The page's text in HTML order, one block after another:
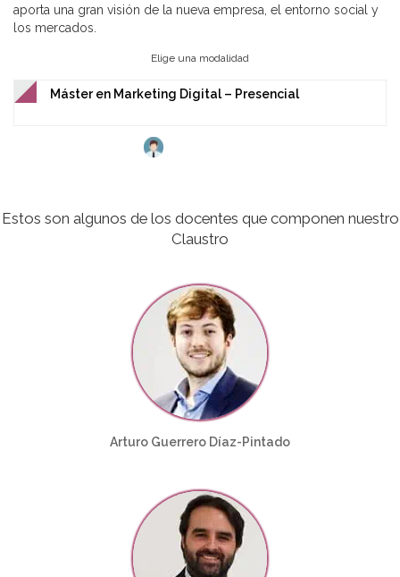
aporta una gran visión de la nueva empresa, el entorno social y
los mercados.
Elige una modalidad
Máster en Marketing Digital – Presencial
Estos son algunos de los docentes que componen nuestro
Claustro
Arturo Guerrero Díaz-Pintado